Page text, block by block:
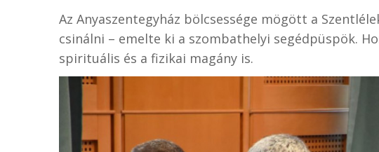
Az Anyaszentegyház bölcsessége mögött a
csinálni – emelte ki a szombathelyi segédpüspök.
spirituális és a fizikai magány is.